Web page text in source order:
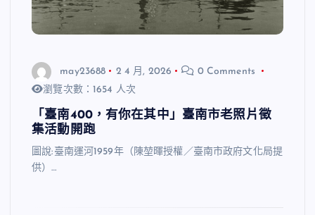
may23688 2 4 月, 2026
0 Comments
瀏覽次數：1654 人次
「臺南400，有你在其中」臺南市老照片徵
集活動開跑
圖說:臺南運河1959年（陳堃暉授權／臺南市政府文化局提
供）…